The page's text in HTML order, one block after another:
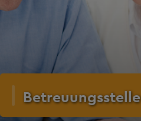
Betreuungsstelle